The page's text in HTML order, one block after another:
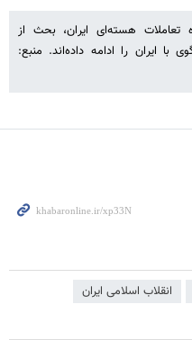
تعاملات هسته‌ای ایران، بحث از
ایران را ادامه داده‌اند. منبع:
انقلاب اسلامی ایران